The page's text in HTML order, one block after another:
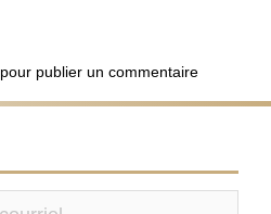
pour publier un commentaire